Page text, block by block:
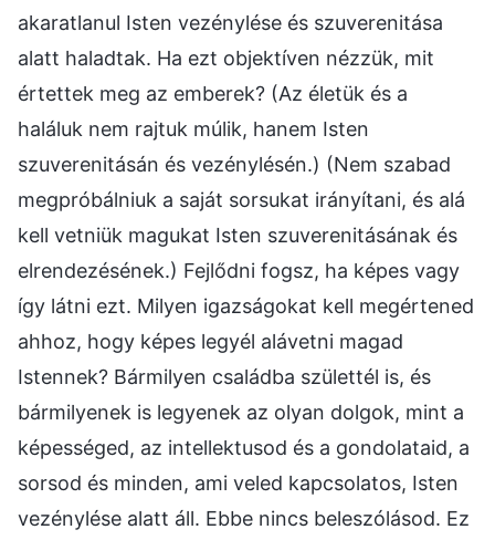
akaratlanul Isten vezénylése és szuverenitása
alatt haladtak. Ha ezt objektíven nézzük, mit
értettek meg az emberek? (Az életük és a
haláluk nem rajtuk múlik, hanem Isten
szuverenitásán és vezénylésén.) (Nem szabad
megpróbálniuk a saját sorsukat irányítani, és alá
kell vetniük magukat Isten szuverenitásának és
elrendezésének.) Fejlődni fogsz, ha képes vagy
így látni ezt. Milyen igazságokat kell megértened
ahhoz, hogy képes legyél alávetni magad
Istennek? Bármilyen családba születtél is, és
bármilyenek is legyenek az olyan dolgok, mint a
képességed, az intellektusod és a gondolataid, a
sorsod és minden, ami veled kapcsolatos, Isten
vezénylése alatt áll. Ebbe nincs beleszólásod. Ez